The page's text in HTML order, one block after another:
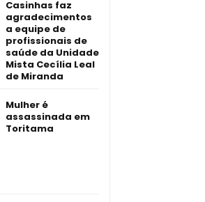
Casinhas faz
agradecimentos
a equipe de
profissionais de
saúde da Unidade
Mista Cecília Leal
de Miranda
Mulher é
assassinada em
Toritama